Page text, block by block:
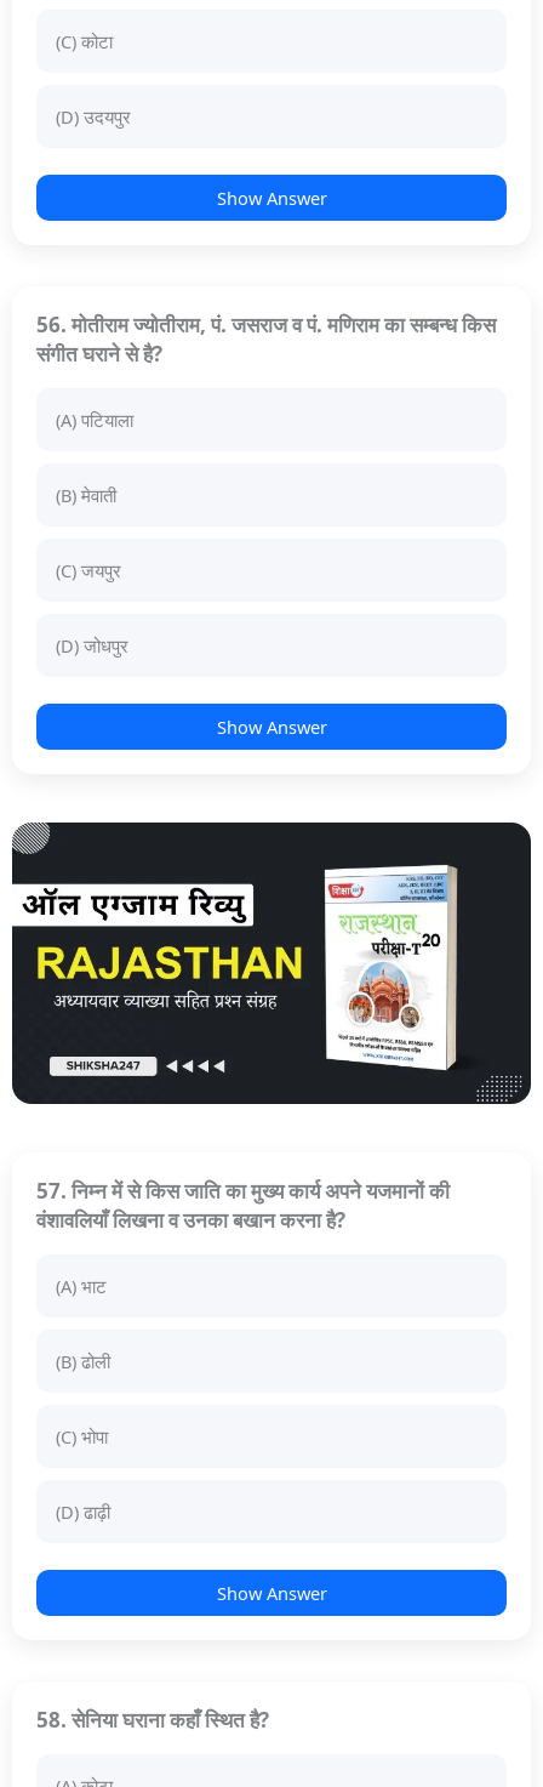
(C) कोटा
(D) उदयपुर
Show Answer
56. मोतीराम ज्योतीराम, पं. जसराज व पं. मणिराम का सम्बन्ध किस
संगीत घराने से है?
(A) पटियाला
(B) मेवाती
(C) जयपुर
(D) जोधपुर
Show Answer
57. निम्न में से किस जाति का मुख्य कार्य अपने यजमानों की
वंशावलियाँ लिखना व उनका बखान करना है?
(A) भाट
(B) ढोली
(C) भोपा
(D) ढाढ़ी
Show Answer
58. सेनिया घराना कहाँ स्थित है?